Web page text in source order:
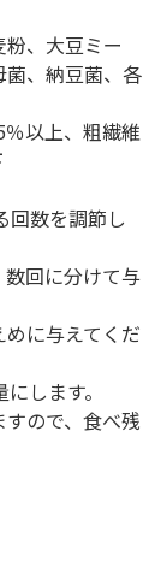
粉、大豆ミー
、納豆菌、各
％以上、粗繊維
回数を調節し
回に分けて与
に与えてくだ
します。
ので、食べ残